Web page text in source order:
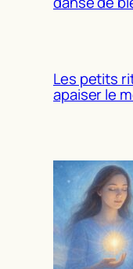
Les petits
apaiser le